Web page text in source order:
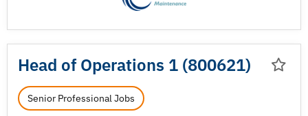
Head of Operations 1 (800621)
Senior Professional Jobs